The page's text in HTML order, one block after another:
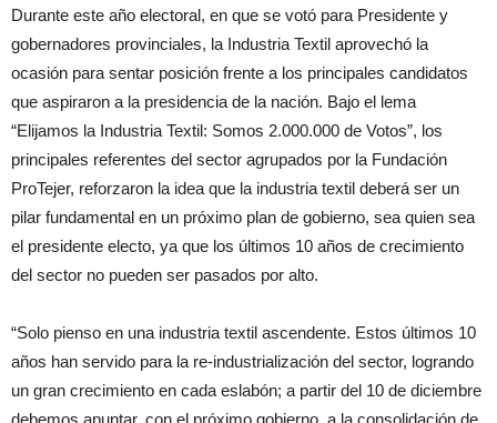
Durante este año electoral, en que se votó para Presidente y
gobernadores provinciales, la Industria Textil aprovechó la
ocasión para sentar posición frente a los principales candidatos
que aspiraron a la presidencia de la nación. Bajo el lema
“Elijamos la Industria Textil: Somos 2.000.000 de Votos”, los
principales referentes del sector agrupados por la Fundación
ProTejer, reforzaron la idea que la industria textil deberá ser un
pilar fundamental en un próximo plan de gobierno, sea quien sea
el presidente electo, ya que los últimos 10 años de crecimiento
del sector no pueden ser pasados por alto.
“Solo pienso en una industria textil ascendente. Estos últimos 10
años han servido para la re-industrialización del sector, logrando
un gran crecimiento en cada eslabón; a partir del 10 de diciembre
debemos apuntar, con el próximo gobierno, a la consolidación de